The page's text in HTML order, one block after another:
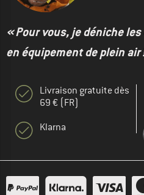
« Pour vous, je déniche
en équipement de plein air
Livraison gratuite dès
69 € (FR)
Klarna